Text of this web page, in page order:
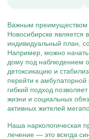
Важным преимуществом
Новосибирске является
индивидуальный план,
Например, можно начать
дому под наблюдением
детоксикацию и
перейти к
гибкий подход
жизни и социальных
активных жителей
Наша наркологическая
лечение — это всегда